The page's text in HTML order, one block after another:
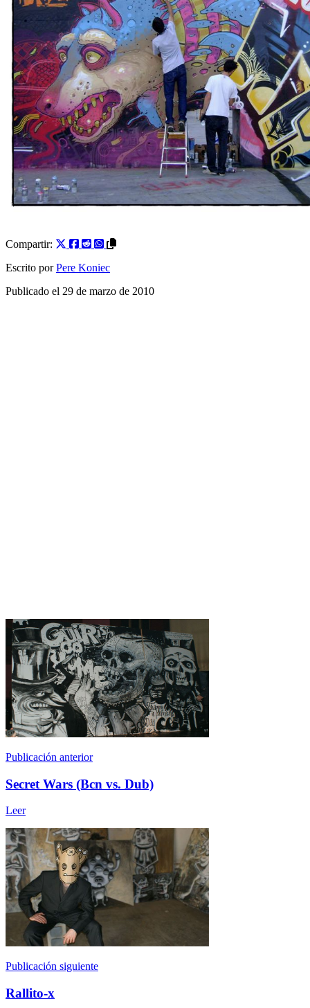
Compartir:
Escrito por Pere Koniec
Publicado el 29 de marzo de 2010
Publicación anterior
Secret Wars (Bcn vs. Dub)
Leer
Publicación siguiente
Rallito-x